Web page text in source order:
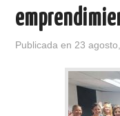
Publicada en 23